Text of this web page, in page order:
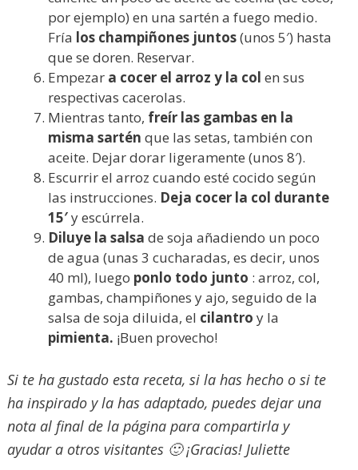
por ejemplo) en una sartén a fuego medio.
Fría los champiñones juntos(unos 5′) hasta
que se doren. Reservar.
Empezar a cocer el arroz y la col en sus
respectivas cacerolas.
Mientras tanto, freír las gambas en la
misma sartén que las setas, también con
aceite. Dejar dorar ligeramente (unos 8′).
Escurrir el arroz cuando esté cocido según
las instrucciones. Deja cocer la col durante
15′y escúrrela.
Diluye la salsa de soja añadiendo un poco
de agua (unas 3 cucharadas, es decir, unos
40 ml), luego ponlo todo junto : arroz, col,
gambas, champiñones y ajo, seguido de la
salsa de soja diluida, el cilantro y la
pimienta. ¡Buen provecho!
Si te ha gustado esta receta, si la has hecho o si te
ha inspirado y la has adaptado, puedes dejar una
nota al final de la página para compartirla y
ayudar a otros visitantes 🙂 ¡Gracias! Juliette